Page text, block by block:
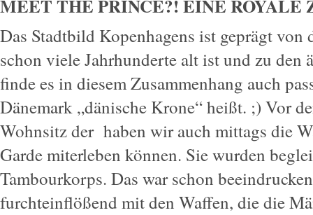
MEET THE PRINCE?! EINE ROYALE
Das Stadtbild Kopenhagens ist geprägt
schon viele Jahrhunderte alt ist und zu den
finde es in diesem Zusammenhang auch
Dänemark „dänische Krone“ heißt. ;) Vor
Wohnsitz der haben wir auch mittags die
Garde miterleben können. Sie wurden
Tambourkorps. Das war schon
furchteinflößend mit den Waffen, die die